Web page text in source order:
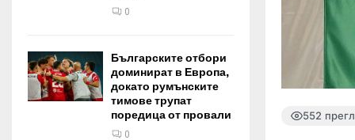
552
0
Българските отбори
доминират в Европа,
докато румънските
тимове трупат
поредица от провали
0